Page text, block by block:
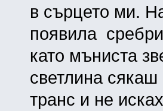
в сърцето ми.
появила
като мъниста
светлина
транс и не